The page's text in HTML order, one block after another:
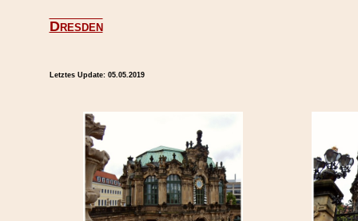
Dresden
Letztes Update: 05.05.2019